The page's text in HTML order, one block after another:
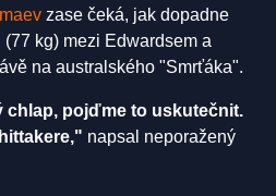
zase čeká, jak dopadne
kg) mezi Edwardsem a
na australského "Smrťáka".
chlap, pojďme to uskutečnit.
napsal neporažený